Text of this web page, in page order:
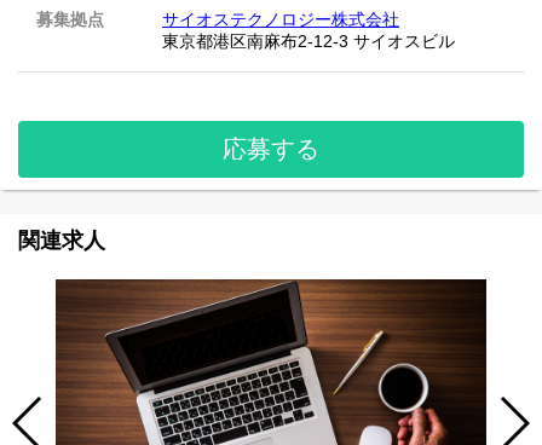
募集拠点
サイオステクノロジー株式会社
東京都港区南麻布2-12-3 サイオスビル
応募する
関連求人